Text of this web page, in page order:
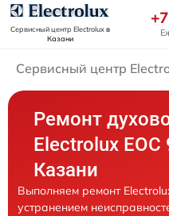
Сервисный центр Electroluxв
Казани
Сервисный центр
Ремонт
Electrolux EOC
Казани
Выполняем ремонт
устранением